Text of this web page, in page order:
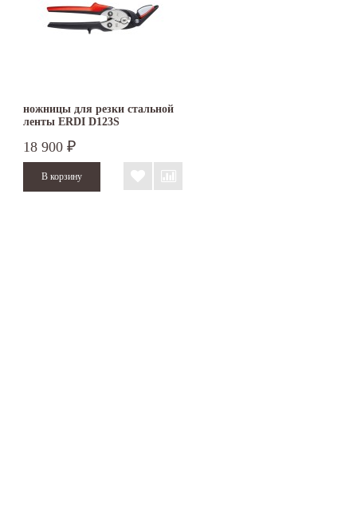
ножницы для резки стальной
ленты ERDI D123S
18 900 ₽